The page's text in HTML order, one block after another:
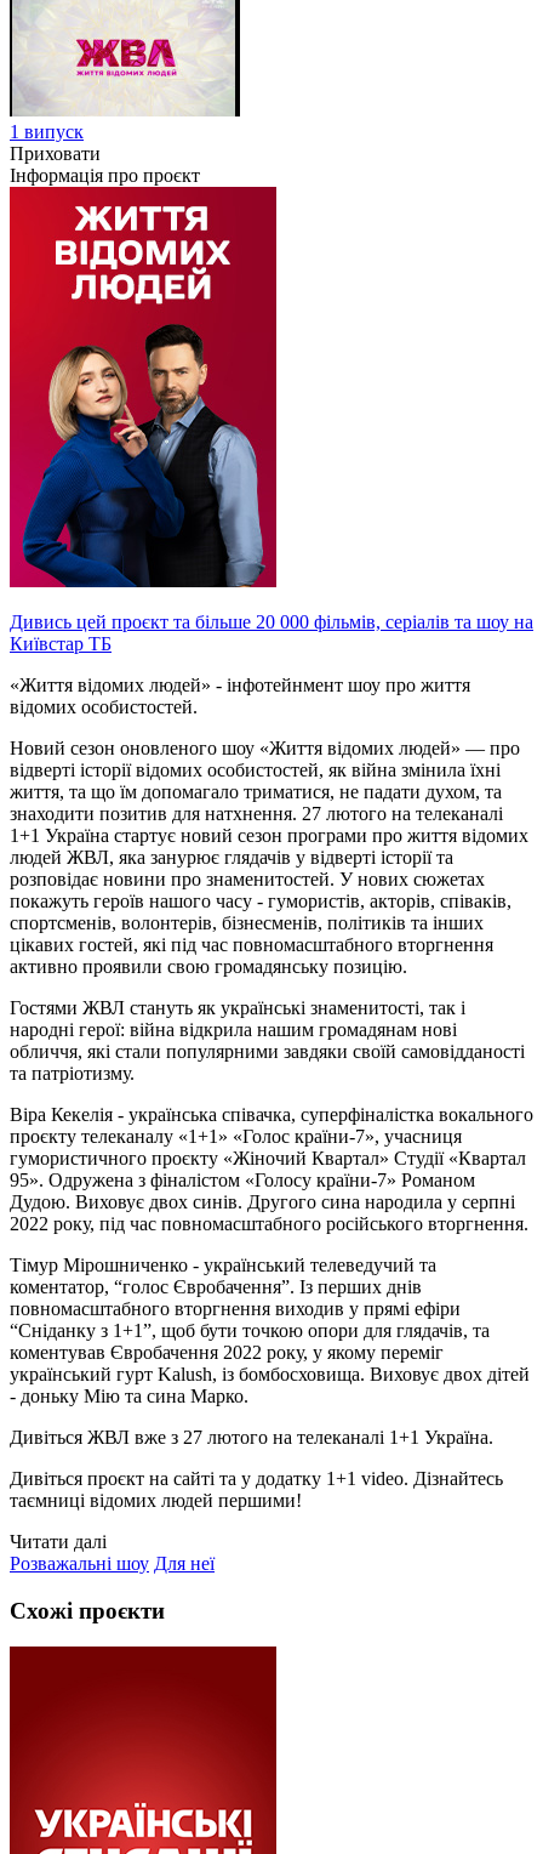
1 випуск
Приховати
Інформація про проєкт
Дивись цей проєкт та більше 20 000 фільмів, серіалів та шоу на
Київстар ТБ
«Життя відомих людей» - інфотейнмент шоу про життя
відомих особистостей.
Новий сезон оновленого шоу «Життя відомих людей» — про
відверті історії відомих особистостей, як війна змінила їхні
життя, та що їм допомагало триматися, не падати духом, та
знаходити позитив для натхнення. 27 лютого на телеканалі
1+1 Україна стартує новий сезон програми про життя відомих
людей ЖВЛ, яка занурює глядачів у відверті історії та
розповідає новини про знаменитостей. У нових сюжетах
покажуть героїв нашого часу - гумористів, акторів, співаків,
спортсменів, волонтерів, бізнесменів, політиків та інших
цікавих гостей, які під час повномасштабного вторгнення
активно проявили свою громадянську позицію.
Гостями ЖВЛ стануть як українські знаменитості, так і
народні герої: війна відкрила нашим громадянам нові
обличчя, які стали популярними завдяки своїй самовідданості
та патріотизму.
Віра Кекелія - українська співачка, суперфіналістка вокального
проєкту телеканалу «1+1» «Голос країни-7», учасниця
гумористичного проєкту «Жіночий Квартал» Студії «Квартал
95». Одружена з фіналістом «Голосу країни-7» Романом
Дудою. Виховує двох синів. Другого сина народила у серпні
2022 року, під час повномасштабного російського вторгнення.
Тімур Мірошниченко - український телеведучий та
коментатор, “голос Євробачення”. Із перших днів
повномасштабного вторгнення виходив у прямі ефіри
“Сніданку з 1+1”, щоб бути точкою опори для глядачів, та
коментував Євробачення 2022 року, у якому переміг
український гурт Kalush, із бомбосховища. Виховує двох дітей
- доньку Мію та сина Марко.
Дивіться ЖВЛ вже з 27 лютого на телеканалі 1+1 Україна.
Дивіться проєкт на сайті та у додатку 1+1 video. Дізнайтесь
таємниці відомих людей першими!
Читати далі
Розважальні шоу Для неї
Схожі проєкти